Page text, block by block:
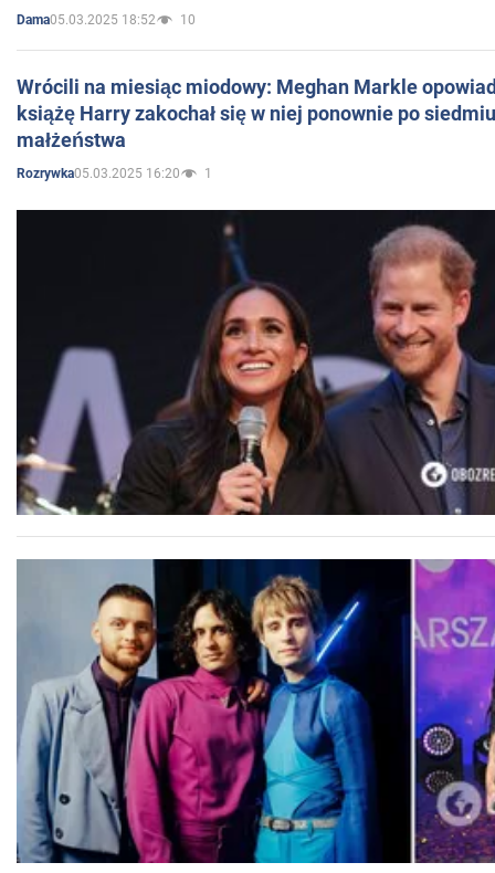
Dama05.03.2025 18:52 10
Wrócili na miesiąc miodowy: Meghan Markle
książę Harry zakochał się w niej ponownie po
małżeństwa
Rozrywka05.03.2025 16:20 1